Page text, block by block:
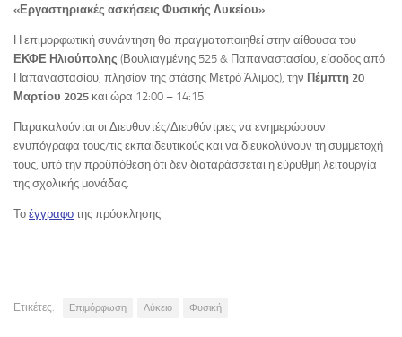
«Εργαστηριακές ασκήσεις Φυσικής Λυκείου»
Η επιμορφωτική συνάντηση θα πραγματοποιηθεί στην αίθουσα του
ΕΚΦΕ Ηλιούπολης (Βουλιαγμένης 525 & Παπαναστασίου, είσοδος από
Παπαναστασίου, πλησίον της στάσης Μετρό Άλιμος), την Πέμπτη 20
Μαρτίου 2025 και ώρα 12:00 – 14:15.
Παρακαλούνται οι Διευθυντές/Διευθύντριες να ενημερώσουν
ενυπόγραφα τους/τις εκπαιδευτικούς και να διευκολύνουν τη συμμετοχή
τους, υπό την προϋπόθεση ότι δεν διαταράσσεται η εύρυθμη λειτουργία
της σχολικής μονάδας.
Το έγγραφο της πρόσκλησης.
Ετικέτες: Επιμόρφωση Λύκειο Φυσική